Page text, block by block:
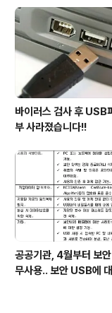
바이러스 검사 후 USB
부 사라졌습니다!!
공공기관, 4월부터 보
무사용.. 보안 USB에